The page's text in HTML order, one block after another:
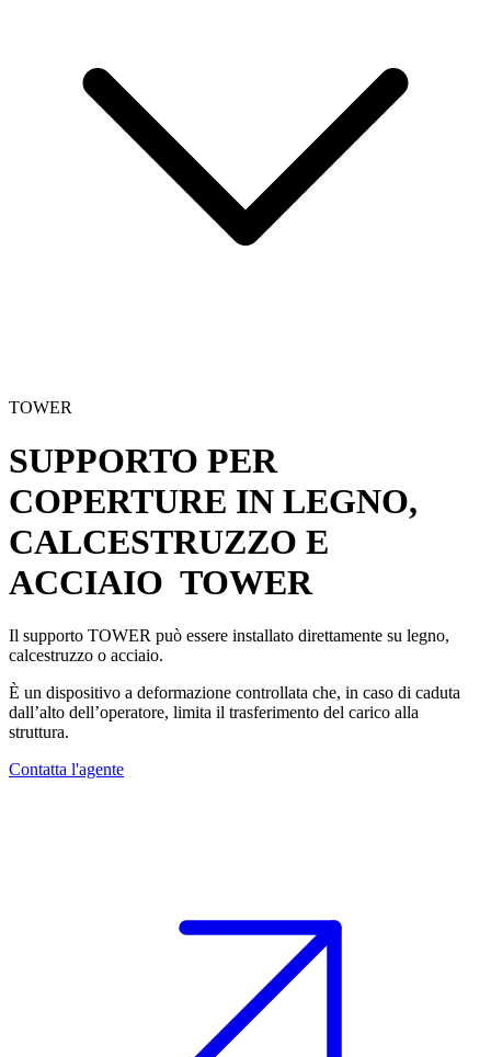
TOWER
SUPPORTO PER
COPERTURE IN LEGNO,
CALCESTRUZZO E
ACCIAIO TOWER
Il supporto TOWER può essere installato direttamente su legno,
calcestruzzo o acciaio.
È un dispositivo a deformazione controllata che, in caso di caduta
dall’alto dell’operatore, limita il trasferimento del carico alla
struttura.
Contatta l'agente